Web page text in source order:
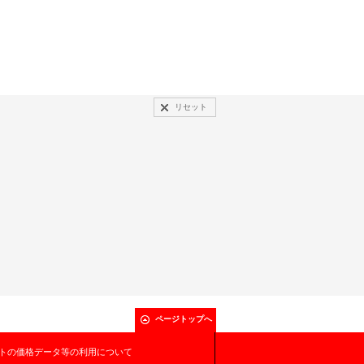
リセット
ページトップへ
の価格データ等の利用について